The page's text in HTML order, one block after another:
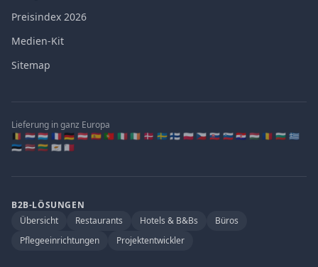
Preisindex 2026
Medien-Kit
Sitemap
Lieferung in ganz Europa
🇧🇪 🇳🇱 🇱🇺 🇫🇷 🇩🇪 🇦🇹 🇪🇸 🇵🇹 🇮🇹 🇮🇪 🇩🇰 🇸🇪 🇫🇮 🇵🇱 🇨🇿 🇸🇰 🇸🇮 🇭🇷 🇭🇺 🇷🇴 🇧🇬 🇬🇷
🇪🇪 🇱🇻 🇱🇹 🇨🇾 🇲🇹
B2B-LÖSUNGEN
Übersicht
Restaurants Hotels & B&Bs
Büros
Pflegeeinrichtungen
Projektentwickler